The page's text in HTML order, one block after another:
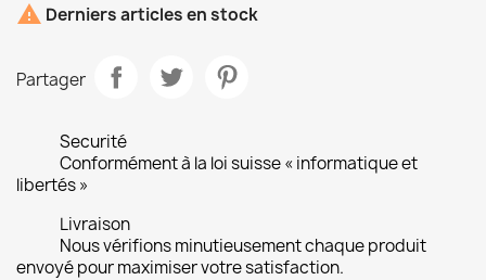
 Derniers articles en stock
Partager
Securité
Conformément à la loi suisse « informatique et
libertés »
Livraison
Nous vérifions minutieusement chaque produit
envoyé pour maximiser votre satisfaction.